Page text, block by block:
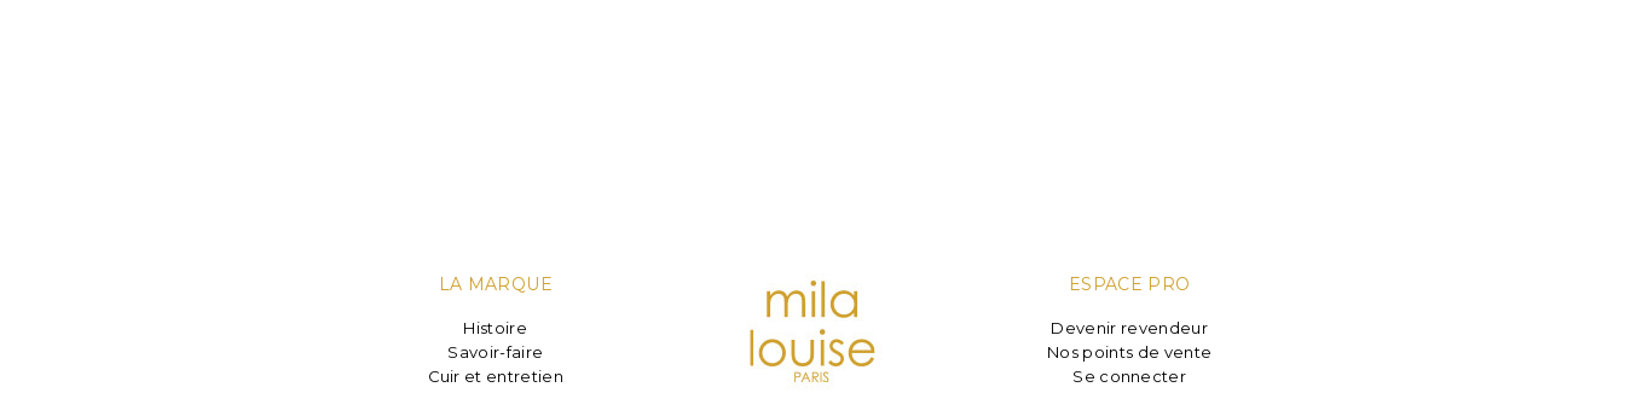
LA MARQUE
Histoire
Savoir-faire
Cuir et entretien
ESPACE PRO
Devenir revendeur
Nos points de vente
Se connecter